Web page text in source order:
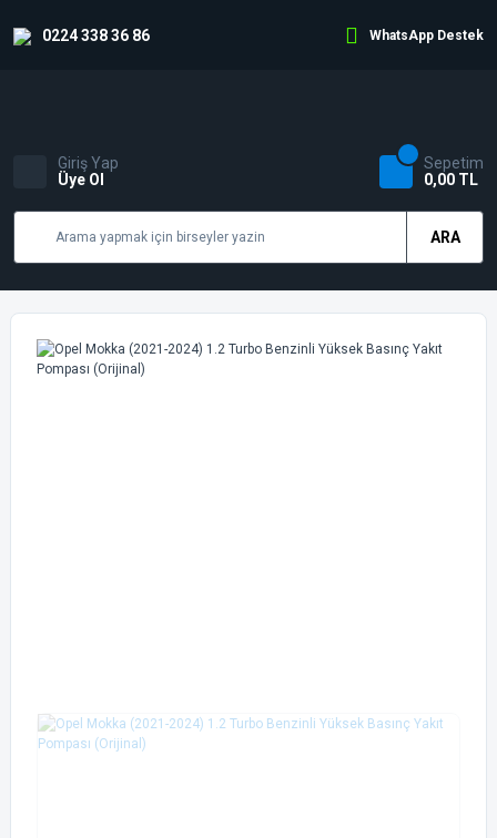
0224 338 36 86 WhatsApp Destek
ARA
Giriş Yap
Üye Ol
Sepetim
0,00 TL